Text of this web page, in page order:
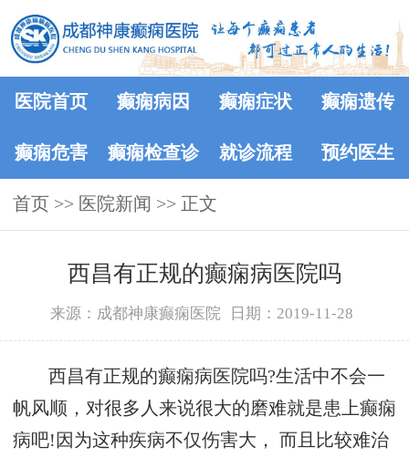
医院首页 癫痫病因 癫痫症状 癫痫遗传
癫痫危害 癫痫检查诊
断
就诊流程 预约医生
首页 >> 医院新闻 >> 正文
西昌有正规的癫痫病医院吗
来源：成都神康癫痫医院 日期：2019-11-28
西昌有正规的癫痫病医院吗?生活中不会一
帆风顺，对很多人来说很大的磨难就是患上癫痫
病吧!因为这种疾病不仅伤害大， 而且比较难治